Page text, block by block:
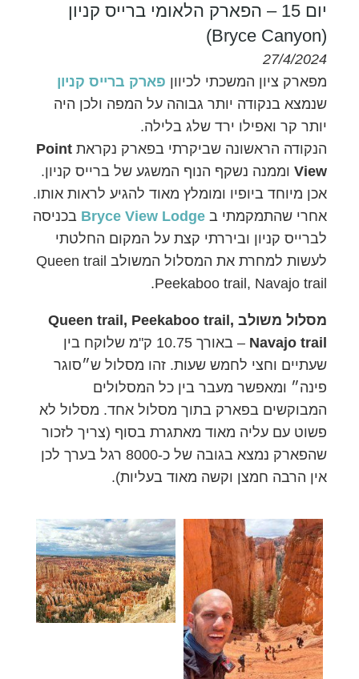
יום 15 – הפארק הלאומי ברייס קניון
(Bryce Canyon)
27/4/2024
מפארק ציון המשכתי לכיוון פארק ברייס קניון
שנמצא בנקודה יותר גבוהה על המפה ולכן היה
יותר קר ואפילו ירד שלג בלילה.
הנקודה הראשונה שביקרתי בפארק נקראת Point
View וממנה נשקף הנוף המשגע של ברייס קניון.
אכן מיוחד ביופיו ומומלץ מאוד להגיע לראות אותו.
אחרי שהתמקמתי ב Bryce View Lodge בכניסה
לברייס קניון וביררתי קצת על המקום החלטתי
לעשות למחרת את המסלול המשולב Queen trail
Peekaboo trail, Navajo trail.
מסלול משולב Queen trail, Peekaboo trail,
Navajo trail
– באורך 10.75 ק"מ שלוקח בין
שעתיים וחצי לחמש שעות. זהו מסלול ש״סוגר
פינה״ ומאפשר מעבר בין כל המסלולים
המבוקשים בפארק בתוך מסלול אחד. מסלול לא
פשוט עם עליה מאוד מאתגרת בסוף (צריך לזכור
שהפארק נמצא בגובה של כ-8000 רגל בערך לכן
אין הרבה חמצן וקשה מאוד בעליות).